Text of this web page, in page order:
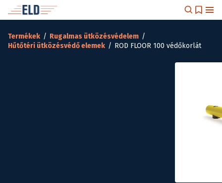
Termékek / Rugalmas ütközésvédelem /
Hűtőtéri ütközésvédő elemek / ROD FLOOR 100 védőkorlát